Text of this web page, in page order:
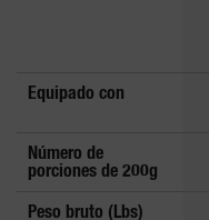
Equipado con
Número de
porciones de 200g
Peso bruto (Lbs)